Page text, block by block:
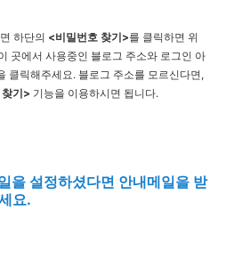
하단의 <비밀번호 찾기>를 클릭하면 위
곳에서 사용중인 블로그 주소와 로그인 아
클릭해주세요. 블로그 주소를 모르신다면,
기> 기능을 이용하시면 됩니다.
을 설정하셨다면 안내메일을 받
요.